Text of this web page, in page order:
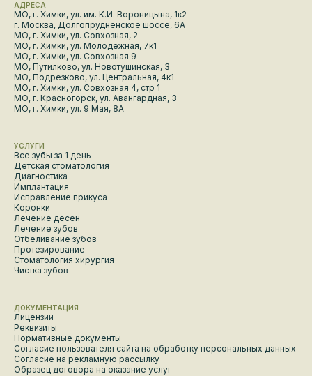
АДРЕСА
МО, г. Химки, ул. им. К.И. Вороницына, 1к2
г. Москва, Долгопрудненское шоссе, 6А
МО, г. Химки, ул. Совхозная, 2
МО, г. Химки, ул. Молодёжная, 7к1
МО, г. Химки, ул. Совхозная 9
МО, Путилково, ул. Новотушинская, 3
МО, Подрезково, ул. Центральная, 4к1
МО, г. Химки, ул. Совхозная 4, стр 1
МО, г. Красногорск, ул. Авангардная, 3
МО, г. Химки, ул. 9 Мая, 8А
УСЛУГИ
Все зубы за 1 день
Детская стоматология
Диагностика
Имплантация
Исправление прикуса
Коронки
Лечение десен
Лечение зубов
Отбеливание зубов
Протезирование
Стоматология хирургия
Чистка зубов
ДОКУМЕНТАЦИЯ
Лицензии
Реквизиты
Нормативные документы
Согласие пользователя сайта на обработку персональных данных
Согласие на рекламную рассылку
Образец договора на оказание услуг